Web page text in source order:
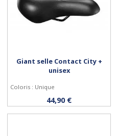
Acheter
Giant selle Contact City +
unisex
Coloris : Unique
44,90 €